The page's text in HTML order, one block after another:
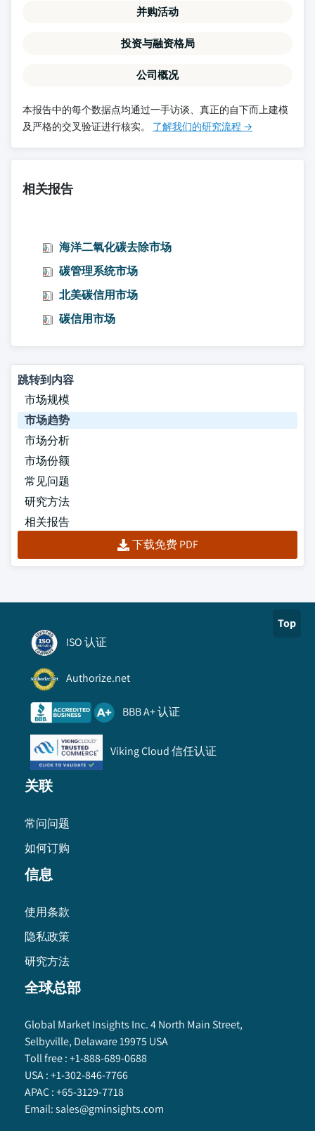
并购活动
投资与融资格局
公司概况
本报告中的每个数据点均通过一手访谈、真正的自下而上建模
及严格的交叉验证进行核实。 了解我们的研究流程 →
相关报告
海洋二氧化碳去除市场
碳管理系统市场
北美碳信用市场
碳信用市场
跳转到内容
市场规模
市场趋势
市场分析
市场份额
常见问题
研究方法
相关报告
下载免费 PDF
Top
ISO 认证
Authorize.net
BBB A+ 认证
Viking Cloud 信任认证
关联
常问问题
如何订购
信息
使用条款
隐私政策
研究方法
全球总部
Global Market Insights Inc. 4 North Main Street,
Selbyville, Delaware 19975 USA
Toll free :+1-888-689-0688
USA :+1-302-846-7766
APAC :+65-3129-7718
Email:sales@gminsights.com